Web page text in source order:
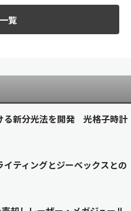
覧
る新分光法を開発 光格子時計
イティングとジーベックスとの